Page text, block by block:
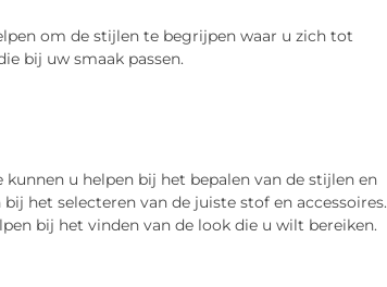
om de stijlen te begrijpen waar u zich tot
bij uw smaak passen.
u helpen bij het bepalen van de stijlen en
het selecteren van de juiste stof en accessoires.
bij het vinden van de look die u wilt bereiken.